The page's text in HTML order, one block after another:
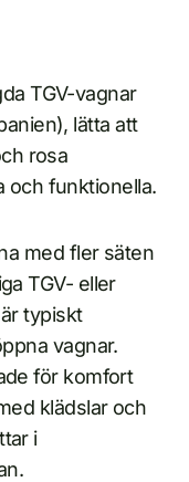
TGV-vagnar
lätta att
rosa
och funktionella.
med fler säten
TGV- eller
typiskt
vagnar.
för komfort
klädslar och
i